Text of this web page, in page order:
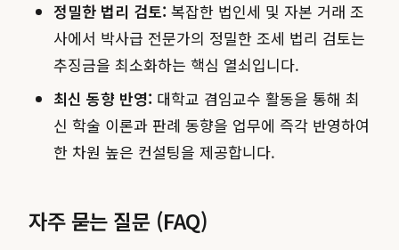
정밀한 법리 검토: 복잡한 법인세 및 자본 거래 조
사에서 박사급 전문가의 정밀한 조세 법리 검토는
추징금을 최소화하는 핵심 열쇠입니다.
최신 동향 반영: 대학교 겸임교수 활동을 통해 최
신 학술 이론과 판례 동향을 업무에 즉각 반영하여
한 차원 높은 컨설팅을 제공합니다.
자주 묻는 질문 (FAQ)